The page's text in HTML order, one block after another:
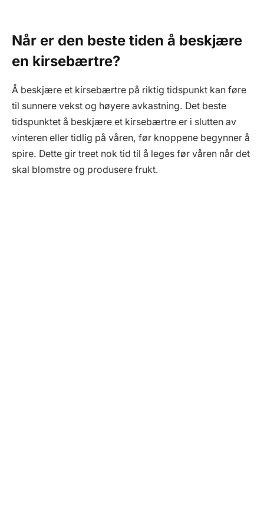
Når er den beste tiden å beskjære
en kirsebærtre?
Å beskjære et kirsebærtre på riktig tidspunkt kan føre
til sunnere vekst og høyere avkastning. Det beste
tidspunktet å beskjære et kirsebærtre er i slutten av
vinteren eller tidlig på våren, før knoppene begynner å
spire. Dette gir treet nok tid til å leges før våren når det
skal blomstre og produsere frukt.